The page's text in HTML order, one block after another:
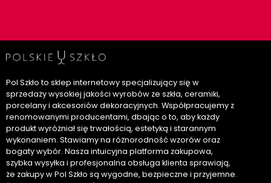
Pol Szkło to sklep internetowy specjalizujący się w
sprzedaży wysokiej jakości wyrobów ze szkła, ceramiki,
porcelany i akcesoriów dekoracyjnych. Współpracujemy z
renomowanymi producentami, dbając o to, aby każdy
produkt wyróżniał się trwałością, estetyką i starannym
wykonaniem. Stawiamy na różnorodność wzorów oraz
bogaty wybór. Nasza intuicyjna platforma zakupowa,
szybka wysyłka i profesjonalna obsługa klienta sprawiają,
że zakupy w Pol Szkło są wygodne, bezpieczne i przyjemne.